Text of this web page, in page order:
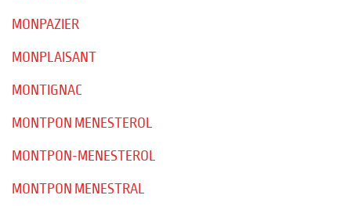
MONPAZIER
MONPLAISANT
MONTIGNAC
MONTPON MENESTEROL
MONTPON-MENESTEROL
MONTPON MENESTRAL